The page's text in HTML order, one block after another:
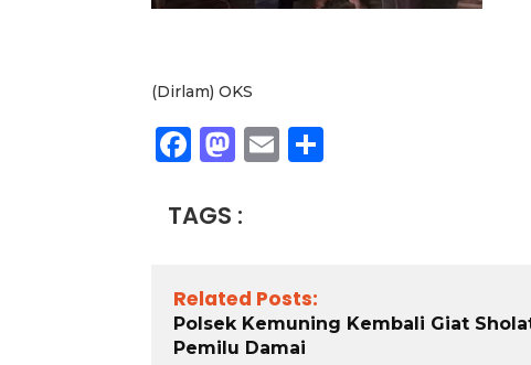
(Dirlam) OKS
Facebook
Mastodon
Email
TAGS :
Related Posts:
Polsek Kemuning Kembali Giat
Pemilu Damai